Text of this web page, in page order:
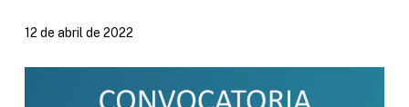
12 de abril de 2022